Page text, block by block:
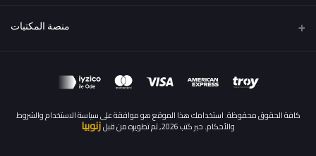
المقالات
هاتف
info@hebrkutub.com
تسجيل الدخول
منصة المكتبات
تسجيل الدخول إلى لوحة تحكم كمكتبة
كافة الحقوق محفوظة. استخدامك هذا الموقع هو موافقة على سياسة الاستخدام والشروط
والأحكام. حبر كتب 2026, تم تطويره من قبل
زنوبيا